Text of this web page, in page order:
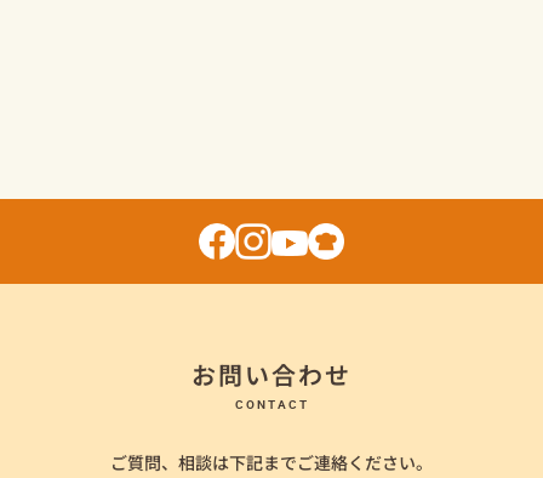
お問い合わせ
CONTACT
ご質問、相談は下記までご連絡ください。